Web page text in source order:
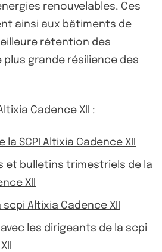
renouvelables. Ces
ainsi aux bâtiments de
rétention des
plus grande résilience des
Cadence XII :
SCPI Altixia Cadence XII
et bulletins trimestriels de la
XII
scpi Altixia Cadence XII
les dirigeants de la scpi